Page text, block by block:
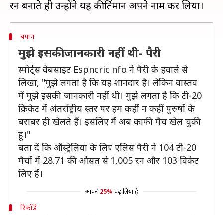
बयान
मुझे इसकी जानकारी नहीं थी- पैरी
स्पोर्ट्स वेबसाइट Espncricinfo ने पैरी के हवाले से
लिखा, "मुझे लगता है कि यह शानदार है। लेकिन वास्तव
में मुझे इसकी जानकारी नहीं थी। मुझे लगता है कि टी-20
क्रिकेट में अंतर्राष्ट्रीय स्तर पर हम कहीं न कहीं पुरुषों के
बराबर ही खेलते हैं। इसलिए मैं अब काफी मैच खेल चुकी
हूं।"
बता दें कि ऑस्ट्रेलिया के लिए एलिस पैरी ने 104 टी-20
मैचों में 28.71 की औसत से 1,005 रन और 103 विकेट
लिए हैं।
आपने 25% पढ़ लिया है
रिकॉर्ड